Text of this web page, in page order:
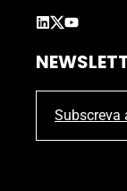
Subscreva